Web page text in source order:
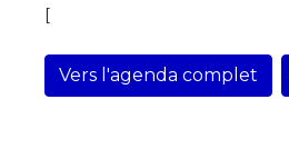
[
Vers l'agenda complet